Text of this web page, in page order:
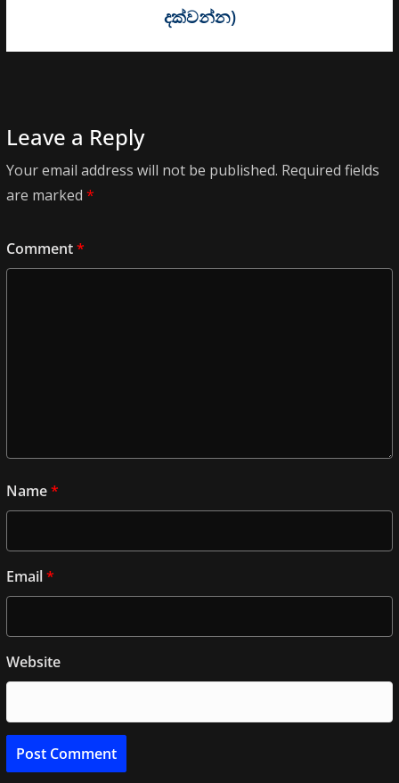
දක්වන්න)
Leave a Reply
Your email address will not be published. Required fields
are marked *
Comment*
Name*
Email*
Website